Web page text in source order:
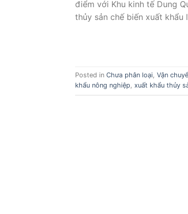
điểm với Khu kinh tế Dung
thủy sản chế biến xuất
Posted in Chưa phân loại, Vận
khẩu nông nghiệp, xuất khẩu thủy